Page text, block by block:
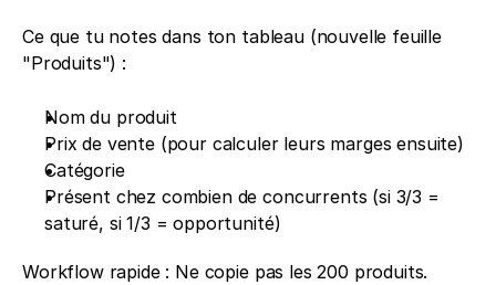
Ce que tu notes dans ton tableau (nouvelle feuille
"Produits") :
Nom du produit
Prix de vente (pour calculer leurs marges ensuite)
Catégorie
Présent chez combien de concurrents (si 3/3 =
saturé, si 1/3 = opportunité)
Workflow rapide : Ne copie pas les 200 produits.